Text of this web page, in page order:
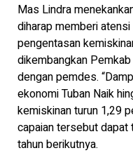
Mas Lindra
diharap memberi
pengentasan
dikembangkan
dengan pemdes.
ekonomi Tuban Naik
kemiskinan turun 1,29
capaian tersebut dapat
tahun berikutnya.